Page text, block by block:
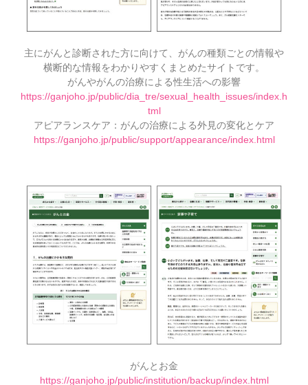
主にがんと診断された方に向けて、がんの種類ごとの情報や
横断的な情報をわかりやすくまとめたサイトです。
がんやがんの治療による性生活への影響
https://ganjoho.jp/public/dia_tre/sexual_health_issues/index.h
tml
アピアランスケア：がんの治療による外見の変化とケア
https://ganjoho.jp/public/support/appearance/index.html
がんとお金
https://ganjoho.jp/public/institution/backup/index.html